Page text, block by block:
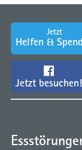
Jetzt
Helfen &
Jetzt besuchen!